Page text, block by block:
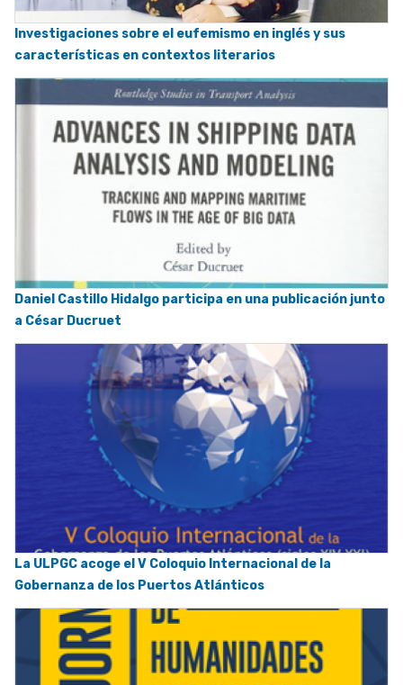
Investigaciones sobre el eufemismo en inglés y sus
características en contextos literarios
Daniel Castillo Hidalgo participa en una publicación junto
a César Ducruet
La ULPGC acoge el V Coloquio Internacional de la
Gobernanza de los Puertos Atlánticos